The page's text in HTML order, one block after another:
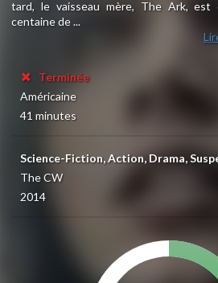
tard, le vaisseau mère, The Ark,
centaine de ...
Terminée
Américaine
41 minutes
Science-Fiction, Action, Drama,
The CW
2014